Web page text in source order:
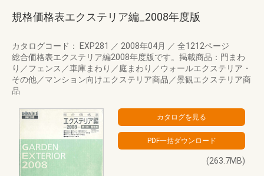
規格価格表エクステリア編_2008年度版
カタログコード： EXP281 ／ 2008年04月 ／ 全1212ページ
総合価格表エクステリア編2008年度版です。掲載商品：門まわ
り／フェンス／車庫まわり／庭まわり／ウォールエクステリア・
その他／マンション向けエクステリア商品／景観エクステリア商
品
(263.7MB)